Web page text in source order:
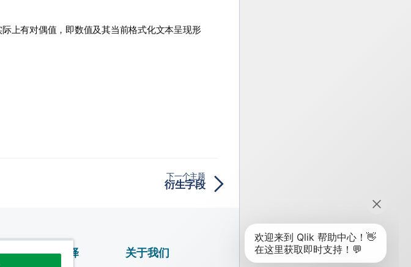
上有对偶值，即数值及其当前格式化文本呈现形
下一个主题
衍生字段
为什么选择
关于我们